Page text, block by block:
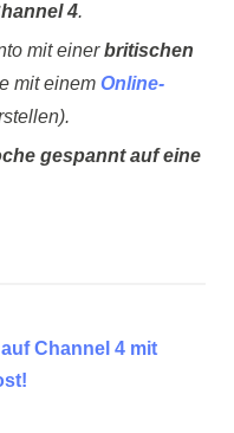
4.
mit einerbritischen
mit einem Online-
gespannt auf eine
Channel 4 mit